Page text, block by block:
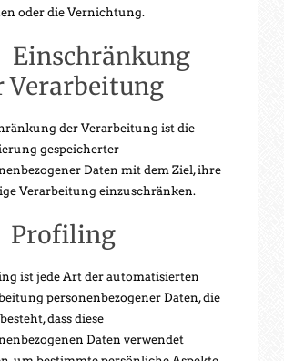
oder die Vernichtung.
Verarbeitung
der Verarbeitung ist die
gespeicherter
Daten mit dem Ziel, ihre
Verarbeitung einzuschränken.
ist jede Art der automatisierten
personenbezogener Daten, die
dass diese
Daten verwendet